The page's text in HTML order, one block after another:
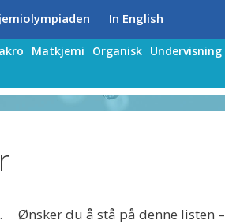
In English
Matkjemi Organisk Undervisning
Ønsker du å stå på denne listen –